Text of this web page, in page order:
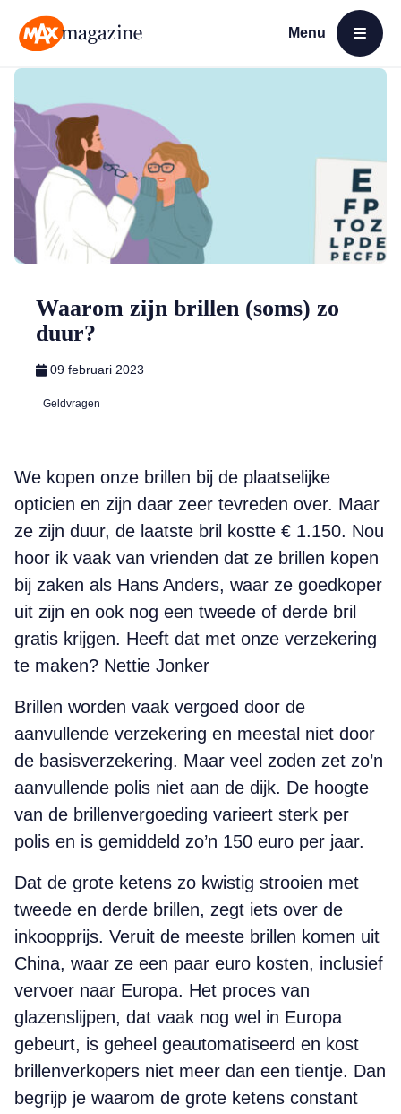
Menu
Open menu
Waarom zijn brillen (soms) zo
duur?
09 februari 2023
Geldvragen
We kopen onze brillen bij de plaatselijke
opticien en zijn daar zeer tevreden over. Maar
ze zijn duur, de laatste bril kostte € 1.150. Nou
hoor ik vaak van vrienden dat ze brillen kopen
bij zaken als Hans Anders, waar ze goedkoper
uit zijn en ook nog een tweede of derde bril
gratis krijgen. Heeft dat met onze verzekering
te maken? Nettie Jonker
Brillen worden vaak vergoed door de
aanvullende verzekering en meestal niet door
de basisverzekering. Maar veel zoden zet zo’n
aanvullende polis niet aan de dijk. De hoogte
van de brillenvergoeding varieert sterk per
polis en is gemiddeld zo’n 150 euro per jaar.
Dat de grote ketens zo kwistig strooien met
tweede en derde brillen, zegt iets over de
inkoopprijs. Veruit de meeste brillen komen uit
China, waar ze een paar euro kosten, inclusief
vervoer naar Europa. Het proces van
glazenslijpen, dat vaak nog wel in Europa
gebeurt, is geheel geautomatiseerd en kost
brillenverkopers niet meer dan een tientje. Dan
begrijp je waarom de grote ketens constant